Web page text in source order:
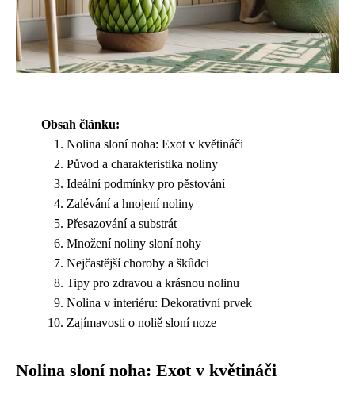
Obsah článku:
Nolina sloní noha: Exot v květináči
Původ a charakteristika noliny
Ideální podmínky pro pěstování
Zalévání a hnojení noliny
Přesazování a substrát
Množení noliny sloní nohy
Nejčastější choroby a škůdci
Tipy pro zdravou a krásnou nolinu
Nolina v interiéru: Dekorativní prvek
Zajímavosti o noliě sloní noze
Nolina sloní noha: Exot v květináči